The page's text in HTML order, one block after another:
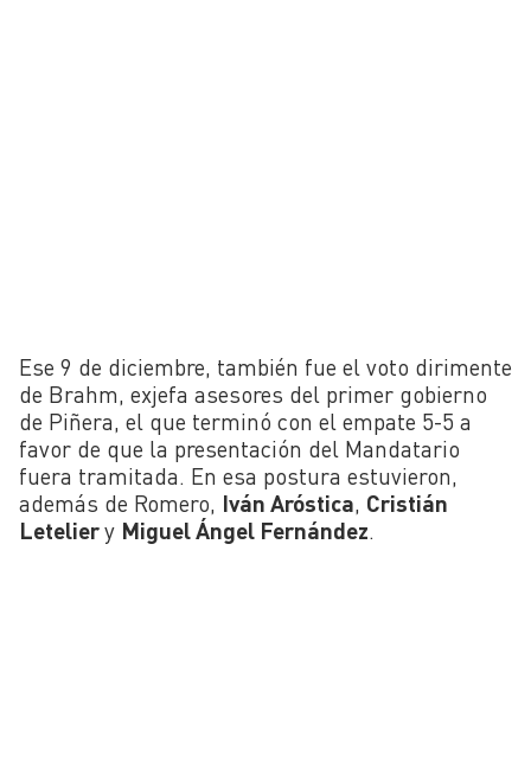
Ese 9 de diciembre, también fue el voto dirimente
de Brahm, exjefa asesores del primer gobierno
de Piñera, el que terminó con el empate 5-5 a
favor de que la presentación del Mandatario
fuera tramitada. En esa postura estuvieron,
además de Romero, Iván Aróstica, Cristián
Leteliery Miguel Ángel Fernández.